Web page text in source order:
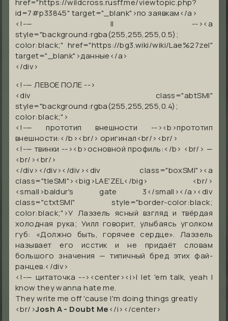
id=7#p33845" target="_blank">по заявкам</a>
<!-— II --><a
style="background:rgba(255,255,255,0.5);
color:black;" href="https://bg3.wiki/wiki/Lae%27zel"
target="_blank">данные</a>
</div>
<!-— ЛЕВОЕ ПОЛЕ -->
<div class="abtSMI"
style="background:rgba(255,255,255,0.4);
color:black;">
<!-— прототип внешности --><b>прототип
внешности:</b><br/> оригинал<br/><br/>
<!-— твинки --><b>основной профиль:</b> <br/> —
<br/><br/>
</div></div></div><div class="boxSMI"><a
class="tleSMI"><big>LAE'ZEL</big> <br/>
<small>baldur's gate 3</small></a><div
class="ctxtSMI" style="border-color:black;
color:black;">У Лаэзель ясный взгляд и твёрдая
холодная рука; Уилл говорит, улыбаясь уголком
губ: «Должно быть, горячее сердце». Лаэзель
называет его исстики не придаёт словам
большого значения — типичный бред этих фай-
ранцев.</div>
<!-— цитаточка --><center><i>I let 'em talk, yeah I
know they wanna hate me.
They write me off 'cause I'm doing things greatly
<br/>Josh A - Doubt Me</i></center>